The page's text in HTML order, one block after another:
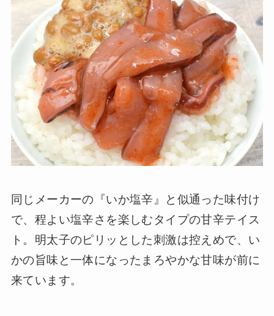
同じメーカーの『いか塩辛』と似通った味付け
で、程よい塩辛さを楽しむタイプの甘辛テイス
ト。明太子のピリッとした刺激は控えめで、い
かの旨味と一体になったまろやかな甘味が前に
来ています。